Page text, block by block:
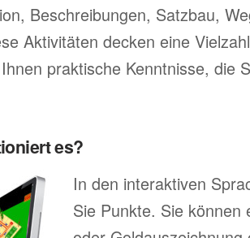
Beschreibungen, Satzbau,
Aktivitäten decken eine
praktische Kenntnisse, die
es?
In den interaktiven
Sie Punkte. Sie können